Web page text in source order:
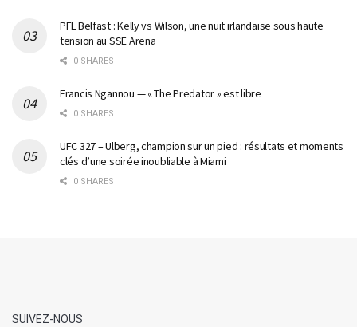
PFL Belfast : Kelly vs Wilson, une nuit irlandaise sous haute
tension au SSE Arena
0 SHARES
Francis Ngannou — « The Predator » est libre
0 SHARES
UFC 327 – Ulberg, champion sur un pied : résultats et moments
clés d’une soirée inoubliable à Miami
0 SHARES
SUIVEZ-NOUS